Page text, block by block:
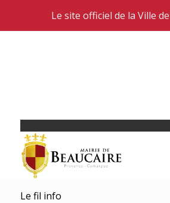
Le fil info
Le site officiel de la Ville